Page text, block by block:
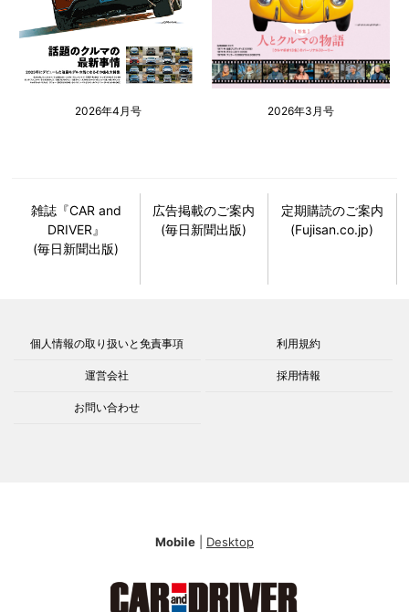
2026年4月号 2026年3月号
雑誌『CAR and
DRIVER』
(毎日新聞出版)
広告掲載のご案内
(毎日新聞出版)
定期購読のご案内
(Fujisan.co.jp)
個人情報の取り扱いと免責事項 利用規約
運営会社 採用情報
お問い合わせ
Mobile Desktop